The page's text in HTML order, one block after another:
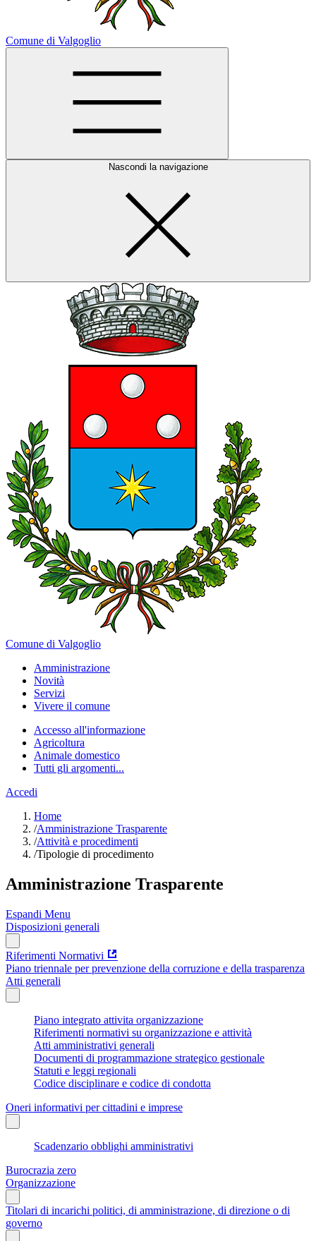
Comune di Valgoglio
Nascondi la navigazione
Comune di Valgoglio
Amministrazione
Novità
Servizi
Vivere il comune
Accesso all'informazione
Agricoltura
Animale domestico
Tutti gli argomenti...
Accedi
Home
/Amministrazione Trasparente
/Attività e procedimenti
/Tipologie di procedimento
Amministrazione Trasparente
Espandi Menu
Disposizioni generali
Riferimenti Normativi
Piano triennale per prevenzione della corruzione e della trasparenza
Atti generali
Piano integrato attivita organizzazione
Riferimenti normativi su organizzazione e attività
Atti amministrativi generali
Documenti di programmazione strategico gestionale
Statuti e leggi regionali
Codice disciplinare e codice di condotta
Oneri informativi per cittadini e imprese
Scadenzario obblighi amministrativi
Burocrazia zero
Organizzazione
Titolari di incarichi politici, di amministrazione, di direzione o di
governo